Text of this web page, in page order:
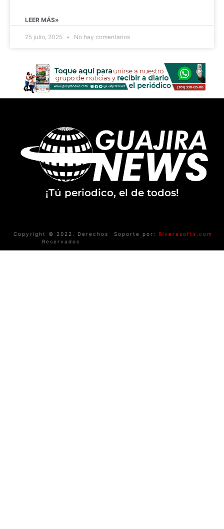
LEER MÁS»
25 julio, 2025 No hay comentarios
¡Tú periodico, el de todos!
Copyright © 2022. Derechos
Reservados
Soporte por: Riverasofts.com